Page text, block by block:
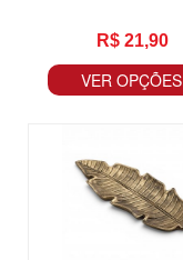
R$ 21,90
VER OPÇÕES